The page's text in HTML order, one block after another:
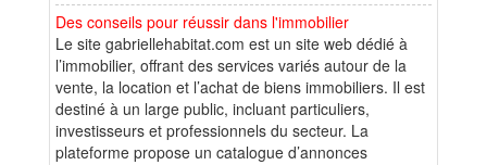
Des conseils pour réussir dans l'immobilier
Le site gabriellehabitat.com est un site web dédié à
l’immobilier, offrant des services variés autour de la
vente, la location et l’achat de biens immobiliers. Il est
destiné à un large public, incluant particuliers,
investisseurs et professionnels du secteur. La
plateforme propose un catalogue d’annonces